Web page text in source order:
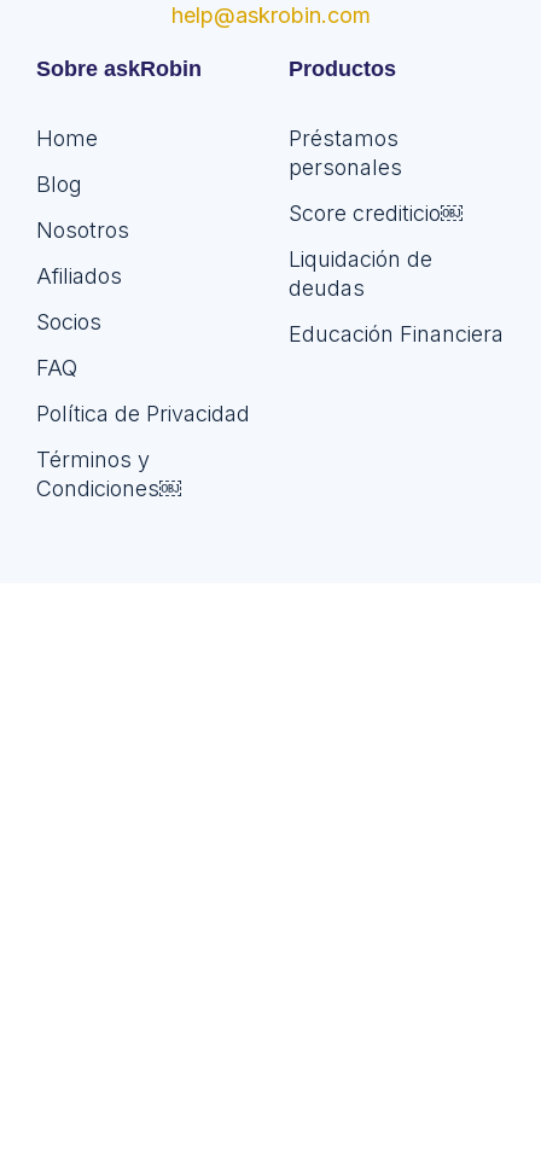
Sobre askRobin
Home
Blog
Nosotros
Afiliados
Socios
FAQ
Política de Privacidad
Términos y
Condiciones￼
Productos
Préstamos
personales
Score crediticio￼
Liquidación de
deudas
Educación Financiera
help@askrobin.com